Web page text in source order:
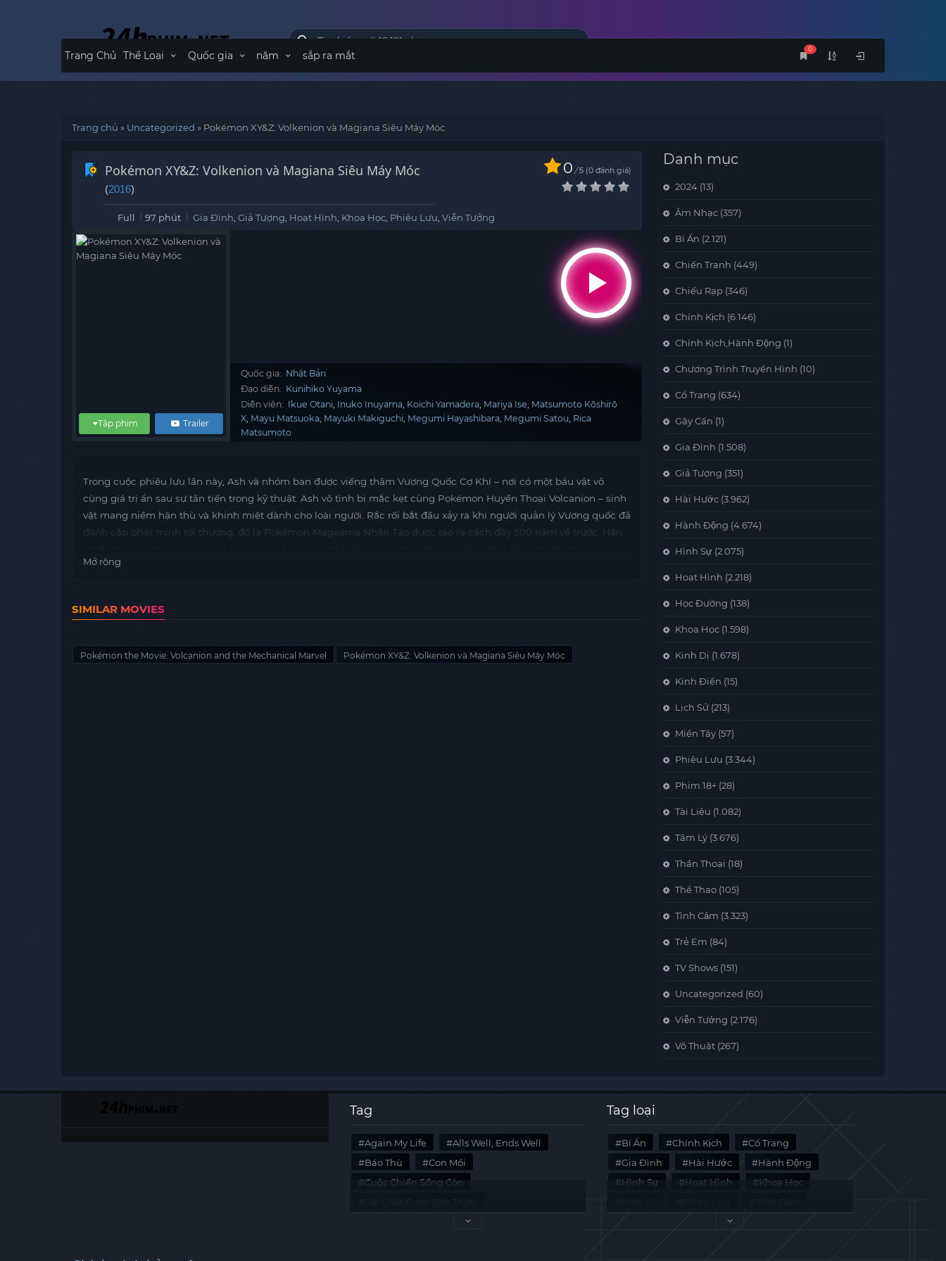
0
Trang Chủ Thể Loại Quốc gia năm sắp ra mắt
Trang chủ » Uncategorized » Pokémon XY&Z: Volkenion và Magiana Siêu Máy Móc
Pokémon XY&Z: Volkenion và Magiana Siêu Máy Móc
(2016)
0 / 5 0 đánh giá
Full 97 phút Gia Đình Giả Tượng Hoạt Hình Khoa Học Phiêu Lưu Viễn Tưởng
Trailer
Tập phim
Quốc gia: Nhật Bản
Đạo diễn: Kunihiko Yuyama
Diễn viên: Ikue Otani Inuko Inuyama Koichi Yamadera Mariya Ise Matsumoto Kōshirō
X Mayu Matsuoka Mayuki Makiguchi Megumi Hayashibara Megumi Satou Rica
Matsumoto
Trong cuộc phiêu lưu lần này, Ash và nhóm bạn được viếng thăm Vương Quốc Cơ Khí – nơi có một báu vật vô
cùng giá trị ẩn sau sự tân tiến trong kỹ thuật. Ash vô tình bị mắc kẹt cùng Pokémon Huyền Thoại Volcanion – sinh
vật mang niềm hận thù và khinh miệt dành cho loài người. Rắc rối bắt đầu xảy ra khi người quản lý Vương quốc đã
đánh cắp phát minh tối thượng, đó là Pokémon Magearna Nhân Tạo được tạo ra cách đây 500 năm về trước. Hắn
hợp tác với nhau để giải cứu Magearna được hay không? Một trong những trận chiến lớn nhất trong lịch sử
Mở rộng
SIMILAR MOVIES
Pokémon the Movie: Volcanion and the Mechanical Marvel Pokémon XY&Z: Volkenion và Magiana Siêu Máy Móc
Danh mục
2024 (13)
Âm Nhạc (357)
Bí Ẩn (2.121)
Chiến Tranh (449)
Chiếu Rạp (346)
Chính Kịch (6.146)
Chính Kịch,Hành Động (1)
Chương Trình Truyền Hình (10)
Cổ Trang (634)
Gây Cấn (1)
Gia Đình (1.508)
Giả Tượng (351)
Hài Hước (3.962)
Hành Động (4.674)
Hình Sự (2.075)
Hoạt Hình (2.218)
Học Đường (138)
Khoa Học (1.598)
Kinh Dị (1.678)
Kinh Điển (15)
Lịch Sử (213)
Miền Tây (57)
Phiêu Lưu (3.344)
Phim 18+ (28)
Tài Liệu (1.082)
Tâm Lý (3.676)
Thần Thoại (18)
Thể Thao (105)
Tình Cảm (3.323)
Trẻ Em (84)
TV Shows (151)
Uncategorized (60)
Viễn Tưởng (2.176)
Võ Thuật (267)
Tag
Again My Life
Alls Well, Ends Well
Báo Thù
Con Mồi
Cuộc Chiến Sống Còn
Last Summer
Tag loại
Bí Ẩn Chính Kịch
Cổ Trang
Gia Đình
Hài Hước
Hành Động
Hình Sự
Hoạt Hình
Khoa Học
Tài Liệu
Tâm Lý Viễn Tưởng